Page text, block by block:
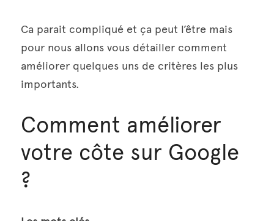
Ca parait compliqué et ça peut l’être mais
pour nous allons vous détailler comment
améliorer quelques uns de critères les plus
importants.
Comment améliorer
votre côte sur Google
?